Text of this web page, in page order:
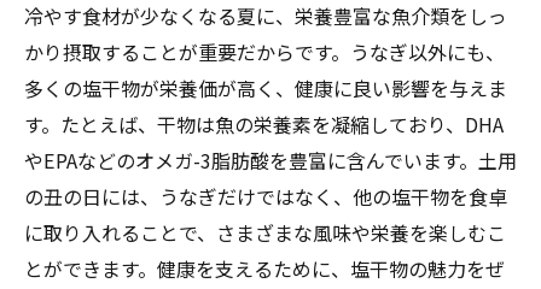
冷やす食材が少なくなる夏に、栄養豊富な魚介類をしっ
かり摂取することが重要だからです。うなぎ以外にも、
多くの塩干物が栄養価が高く、健康に良い影響を与えま
す。たとえば、干物は魚の栄養素を凝縮しており、DHA
やEPAなどのオメガ-3脂肪酸を豊富に含んでいます。土用
の丑の日には、うなぎだけではなく、他の塩干物を食卓
に取り入れることで、さまざまな風味や栄養を楽しむこ
とができます。健康を支えるために、塩干物の魅力をぜ